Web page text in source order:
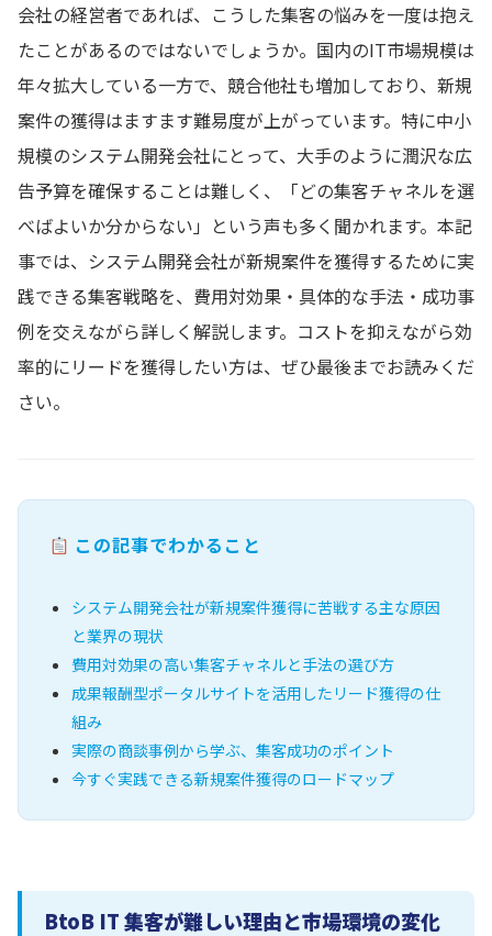
会社の経営者であれば、こうした集客の悩みを一度は抱え
たことがあるのではないでしょうか。国内のIT市場規模は
年々拡大している一方で、競合他社も増加しており、新規
案件の獲得はますます難易度が上がっています。特に中小
規模のシステム開発会社にとって、大手のように潤沢な広
告予算を確保することは難しく、「どの集客チャネルを選
べばよいか分からない」という声も多く聞かれます。本記
事では、システム開発会社が新規案件を獲得するために実
践できる集客戦略を、費用対効果・具体的な手法・成功事
例を交えながら詳しく解説します。コストを抑えながら効
率的にリードを獲得したい方は、ぜひ最後までお読みくだ
さい。
この記事でわかること
システム開発会社が新規案件獲得に苦戦する主な原因
と業界の現状
費用対効果の高い集客チャネルと手法の選び方
成果報酬型ポータルサイトを活用したリード獲得の仕
組み
実際の商談事例から学ぶ、集客成功のポイント
今すぐ実践できる新規案件獲得のロードマップ
BtoB IT 集客が難しい理由と市場環境の変化